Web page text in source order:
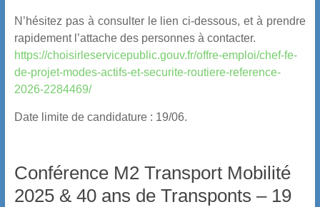
N’hésitez pas à consulter le lien ci-dessous, et à prendre
rapidement l’attache des personnes à contacter.
https://choisirleservicepublic.gouv.fr/offre-emploi/chef-fe-
de-projet-modes-actifs-et-securite-routiere-reference-
2026-2284469/
Date limite de candidature : 19/06.
Conférence M2 Transport Mobilité
2025 & 40 ans de Transponts – 19